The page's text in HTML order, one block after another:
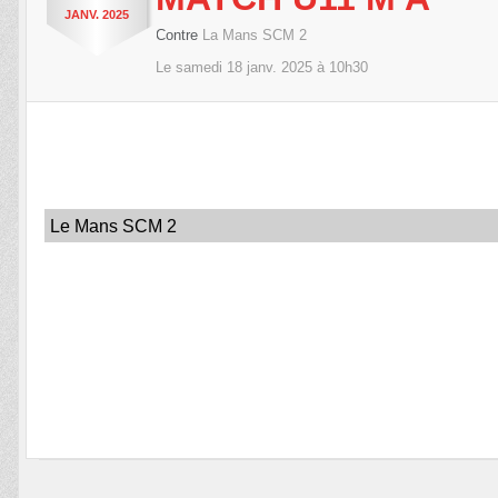
JANV. 2025
Contre La Mans SCM 2
Le samedi 18 janv. 2025 à 10h30
Le Mans SCM 2